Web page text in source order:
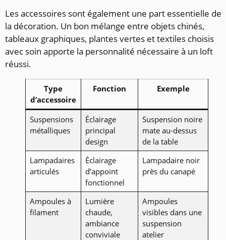
Les accessoires sont également une part essentielle de
la décoration. Un bon mélange entre objets chinés,
tableaux graphiques, plantes vertes et textiles choisis
avec soin apporte la personnalité nécessaire à un loft
réussi.
Type
d’accessoire
Fonction Exemple
Suspensions
métalliques
Éclairage
principal
design
Suspension noire
mate au-dessus
de la table
Lampadaires
articulés
Éclairage
d’appoint
fonctionnel
Lampadaire noir
près du canapé
Ampoules à
filament
Lumière
chaude,
ambiance
conviviale
Ampoules
visibles dans une
suspension
atelier